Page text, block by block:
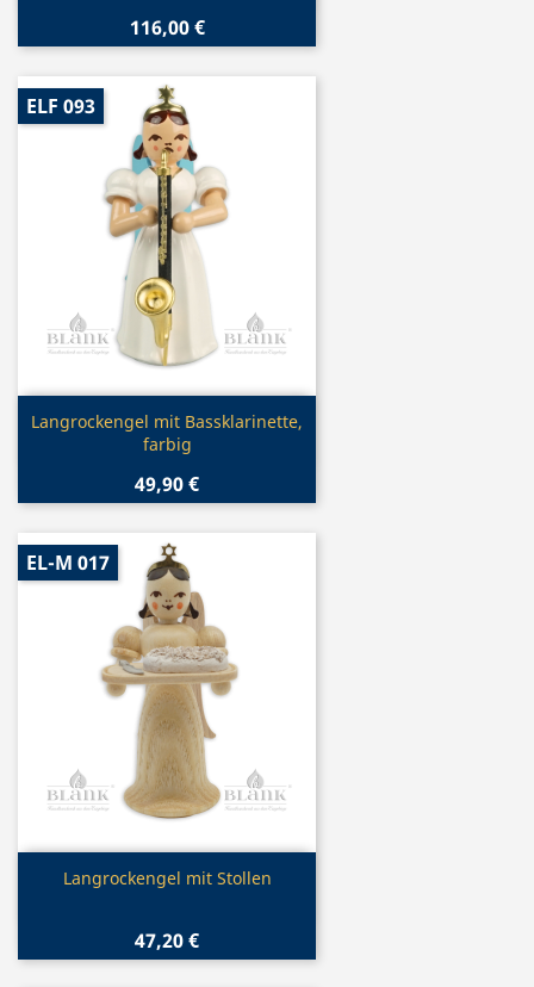
116,00 €
Vorschau
Langrockengel mit Bassklarinette,
farbig
49,90 €
ELF 093
Vorschau
Langrockengel mit Stollen
47,20 €
EL-M 017